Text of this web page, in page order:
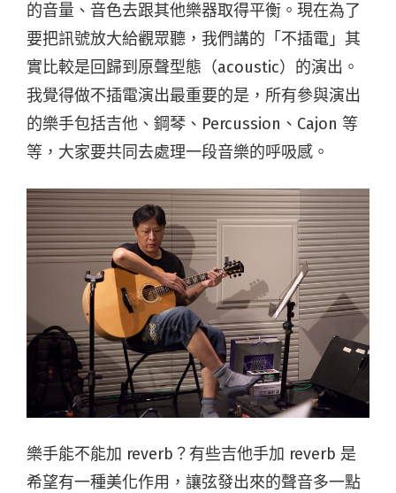
的音量、音色去跟其他樂器取得平衡。現在為了
要把訊號放大給觀眾聽，我們講的「不插電」其
實比較是回歸到原聲型態（acoustic）的演出。
我覺得做不插電演出最重要的是，所有參與演出
的樂手包括吉他、鋼琴、Percussion、Cajon 等
等，大家要共同去處理一段音樂的呼吸感。
樂手能不能加 reverb？有些吉他手加 reverb 是
希望有一種美化作用，讓弦發出來的聲音多一點